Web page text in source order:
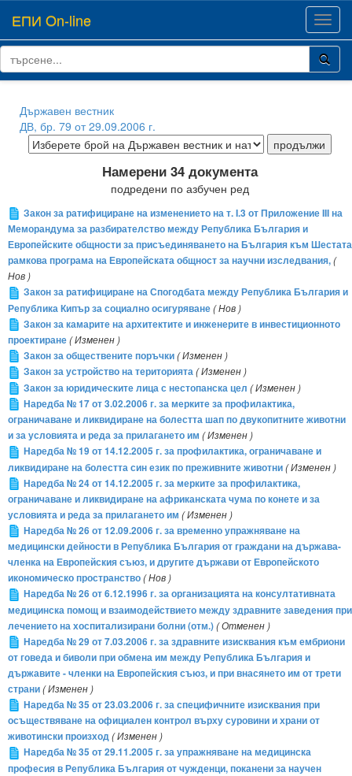
ЕПИ On-line
Държавен вестник
ДВ, бр. 79 от 29.09.2006 г.
Намерени 34 документа
подредени по азбучен ред
Закон за ратифициране на изменението на т. I.3 от Приложение III на
Меморандума за разбирателство между Република България и
Европейските общности за присъединяването на България към Шестата
рамкова програма на Европейската общност за научни изследвания,(
Нов )
Закон за ратифициране на Спогодбата между Република България и
Република Кипър за социално осигуряване( Нов )
Закон за камарите на архитектите и инженерите в инвестиционното
проектиране( Изменен )
Закон за обществените поръчки( Изменен )
Закон за устройство на територията( Изменен )
Закон за юридическите лица с нестопанска цел ( Изменен )
Наредба № 17 от 3.02.2006 г. за мерките за профилактика,
ограничаване и ликвидиране на болестта шап по двукопитните животни
и за условията и реда за прилагането им ( Изменен )
Наредба № 19 от 14.12.2005 г. за профилактика, ограничаване и
ликвидиране на болестта син език по преживните животни( Изменен )
Наредба № 24 от 14.12.2005 г. за мерките за профилактика,
ограничаване и ликвидиране на африканската чума по конете и за
условията и реда за прилагането им ( Изменен )
Наредба № 26 от 12.09.2006 г. за временно упражняване на
медицински дейности в Република България от граждани на държава-
членка на Европейския съюз, и другите държави от Европейското
икономическо пространство( Нов )
Наредба № 26 от 6.12.1996 г. за организацията на консултативната
медицинска помощ и взаимодействието между здравните заведения при
лечението на хоспитализирани болни (отм.)( Отменен )
Наредба № 29 от 7.03.2006 г. за здравните изисквания към ембриони
от говеда и биволи при обмена им между Република България и
държавите - членки на Европейския съюз, и при внасянето им от трети
страни( Изменен )
Наредба № 35 от 23.03.2006 г. за специфичните изисквания при
осъществяване на официален контрол върху суровини и храни от
животински произход( Изменен )
Наредба № 35 от 29.11.2005 г. за упражняване на медицинска
професия в Република България от чужденци, поканени за научен